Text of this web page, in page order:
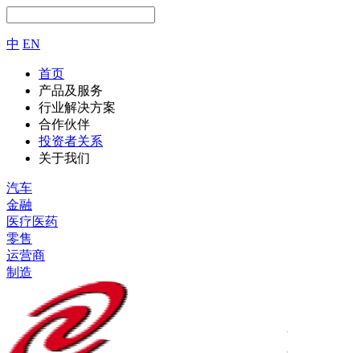
中 EN
首页
产品及服务
行业解决方案
合作伙伴
投资者关系
关于我们
汽车
金融
医疗医药
零售
运营商
制造